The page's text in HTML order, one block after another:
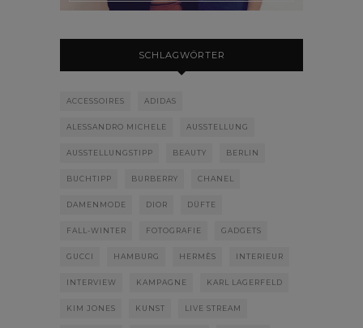
SCHLAGWÖRTER
ACCESSOIRES ADIDAS
ALESSANDRO MICHELE AUSSTELLUNG
AUSSTELLUNGSTIPP BEAUTY BERLIN
BUCHTIPP BURBERRY CHANEL
DAMENMODE DIOR DÜFTE
FALL-WINTER FOTOGRAFIE GADGETS
GUCCI HAMBURG HERMÈS INTERIEUR
INTERVIEW KAMPAGNE KARL LAGERFELD
KIM JONES KUNST LIVE STREAM